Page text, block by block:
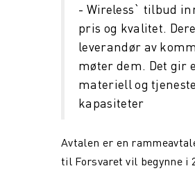
- Wireless` tilbud
pris og kvalitet.
leverandør av
møter dem. Det gir
materiell og
kapasiteter
Avtalen er en
til Forsvaret vil begynne i